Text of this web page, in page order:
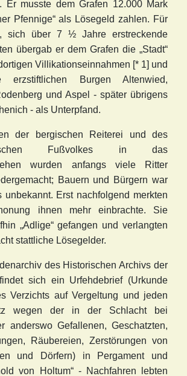
Er musste dem Grafen 12.000 Mark
Pfennige“ als Lösegeld zahlen. Für
sich über 7 ½ Jahre erstreckende
übergab er dem Grafen die „Stadt“
Villikationseinnahmen [* 1] und
erzstiftlichen Burgen Altenwied,
und Aspel - später übrigens
- als Unterpfand.
der bergischen Reiterei und des
Fußvolkes in das
wurden anfangs viele Ritter
Bauern und Bürgern war
unbekannt. Erst nachfolgend merkten
ihnen mehr einbrachte. Sie
„Adlige“ gefangen und verlangten
stattliche Lösegelder.
des Historischen Archivs der
sich ein Urfehdebrief (Urkunde
Verzichts auf Vergeltung und jeden
wegen der in der Schlacht bei
anderswo Gefallenen, Geschatzten,
Räubereien, Zerstörungen von
und Dörfern) in Pergament und
von Holtum“ - Nachfahren lebten